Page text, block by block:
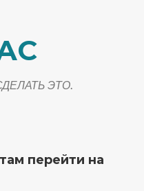
ЭТО.
перейти на